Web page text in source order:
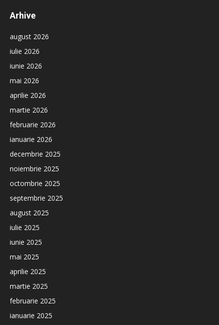
Arhive
august 2026
iulie 2026
iunie 2026
mai 2026
aprilie 2026
martie 2026
februarie 2026
ianuarie 2026
decembrie 2025
noiembrie 2025
octombrie 2025
septembrie 2025
august 2025
iulie 2025
iunie 2025
mai 2025
aprilie 2025
martie 2025
februarie 2025
ianuarie 2025